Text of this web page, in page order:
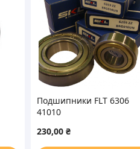
Подшипники FLT 6306
41010
230,00 ₴